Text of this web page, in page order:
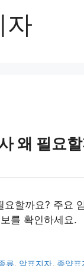
자
왜 필요
요할까요? 주요
를 확인하세요.
류, 암표지자, 종양표